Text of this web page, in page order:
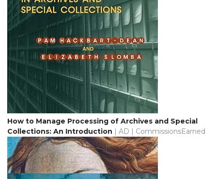
How to Manage Processing of Archives and Special
Collections: An Introduction | AD | CommissionsEarned